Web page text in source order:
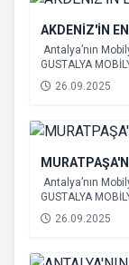
AKDENİZ'İN
Antalya’nın
GUSTALYA
26.09.2025
Antalya’nın
GUSTALYA
26.09.2025